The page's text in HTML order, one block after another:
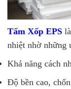
Tấm Xốp EPS
nhiệt nhờ những
Khả năng cách
Độ bền cao,